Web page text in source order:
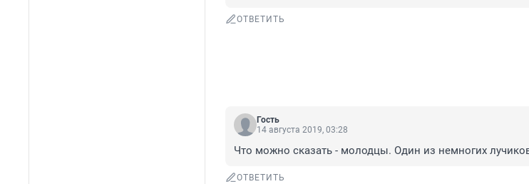
ОТВЕТИТЬ
Гость
14 августа 2019, 03:28
Что можно сказать - молодцы. Один из немногих
ОТВЕТИТЬ